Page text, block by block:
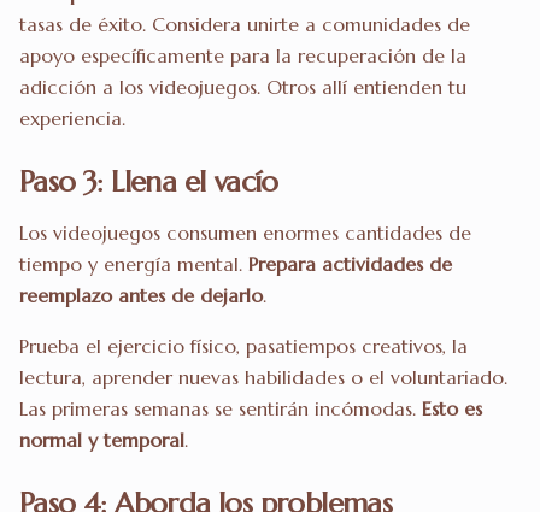
tasas de éxito. Considera unirte a comunidades de
apoyo específicamente para la recuperación de la
adicción a los videojuegos. Otros allí entienden tu
experiencia.
Paso 3: Llena el vacío
Los videojuegos consumen enormes cantidades de
tiempo y energía mental. Prepara actividades de
reemplazo antes de dejarlo.
Prueba el ejercicio físico, pasatiempos creativos, la
lectura, aprender nuevas habilidades o el voluntariado.
Las primeras semanas se sentirán incómodas. Esto es
normal y temporal.
Paso 4: Aborda los problemas